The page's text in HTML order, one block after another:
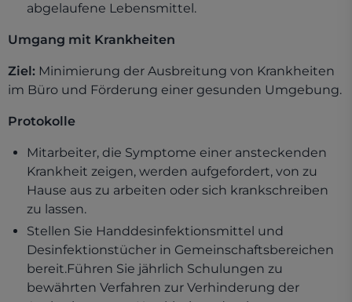
abgelaufene Lebensmittel.
Umgang mit Krankheiten
Ziel: Minimierung der Ausbreitung von Krankheiten
im Büro und Förderung einer gesunden Umgebung.
Protokolle
Mitarbeiter, die Symptome einer ansteckenden
Krankheit zeigen, werden aufgefordert, von zu
Hause aus zu arbeiten oder sich krankschreiben
zu lassen.
Stellen Sie Handdesinfektionsmittel und
Desinfektionstücher in Gemeinschaftsbereichen
bereit.Führen Sie jährlich Schulungen zu
bewährten Verfahren zur Verhinderung der